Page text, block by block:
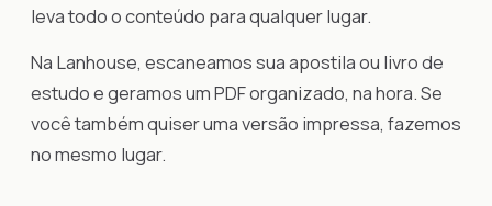
leva todo o conteúdo para qualquer lugar.
Na Lanhouse, escaneamos sua apostila ou livro de
estudo e geramos um PDF organizado, na hora. Se
você também quiser uma versão impressa, fazemos
no mesmo lugar.